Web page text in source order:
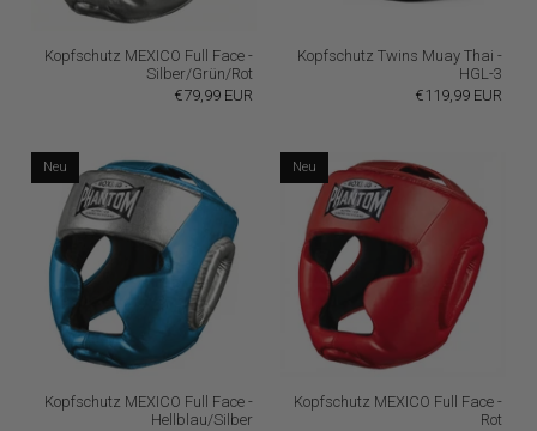
Kopfschutz MEXICO Full Face -
Silber/Grün/Rot
€79,99 EUR
Kopfschutz Twins Muay Thai -
HGL-3
€119,99 EUR
Neu
Kopfschutz MEXICO Full Face -
Hellblau/Silber
Neu
Kopfschutz MEXICO Full Face -
Rot